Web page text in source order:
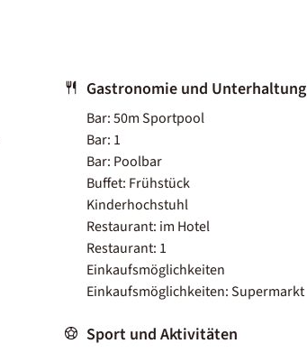
Gastronomie und Unterhaltung
Bar: 50m Sportpool
Bar: 1
Bar: Poolbar
Buffet: Frühstück
Kinderhochstuhl
Restaurant: im Hotel
Restaurant: 1
Einkaufsmöglichkeiten
Einkaufsmöglichkeiten: Supermarkt
Sport und Aktivitäten